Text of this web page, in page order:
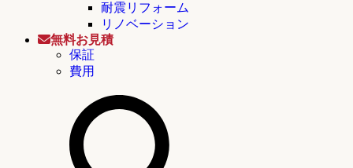
耐震リフォーム
リノベーション
無料お見積
保証
費用